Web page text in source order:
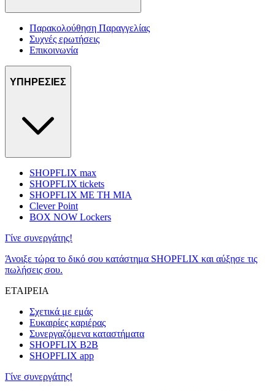
Παρακολούθηση Παραγγελίας
Συχνές ερωτήσεις
Επικοινωνία
ΥΠΗΡΕΣΙΕΣ
SHOPFLIX max
SHOPFLIX tickets
SHOPFLIX ΜΕ ΤΗ ΜΙΑ
Clever Point
BOX NOW Lockers
Γίνε συνεργάτης!
Άνοιξε τώρα το δικό σου κατάστημα SHOPFLIX και αύξησε τις
πωλήσεις σου.
ΕΤΑΙΡΕΙΑ
Σχετικά με εμάς
Ευκαιρίες καριέρας
Συνεργαζόμενα καταστήματα
SHOPFLIX B2B
SHOPFLIX app
Γίνε συνεργάτης!